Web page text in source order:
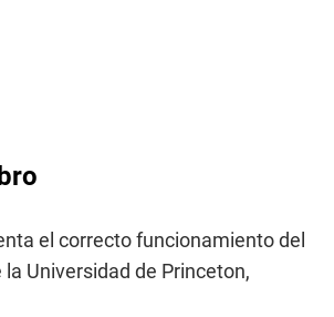
el correcto funcionamiento del
Universidad de Princeton,